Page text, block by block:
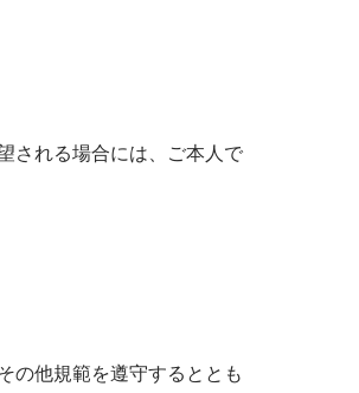
される場合には、ご本人で
の他規範を遵守するととも